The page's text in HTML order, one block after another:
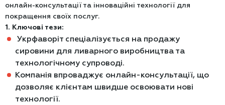
онлайн-консультації та інноваційні технології для
покращення своїх послуг.
1. Ключові тези:
Укрфаворіт спеціалізується на продажу
сировини для ливарного виробництва та
технологічному супроводі.
Компанія впроваджує онлайн-консультації, що
дозволяє клієнтам швидше освоювати нові
технології.